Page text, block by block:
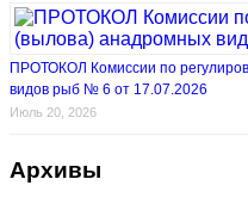
ПРОТОКОЛ Комиссии по
видов рыб № 6 от 17.07.2026
Июль 20, 2026
Архивы